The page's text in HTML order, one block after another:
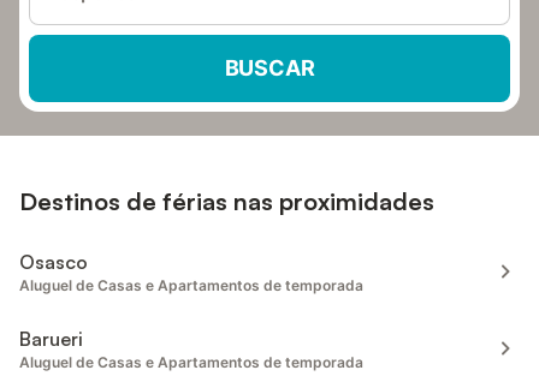
BUSCAR
Destinos de férias nas proximidades
Osasco
Aluguel de Casas e Apartamentos de temporada
Barueri
Aluguel de Casas e Apartamentos de temporada